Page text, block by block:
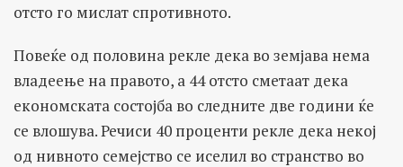
отсто го мислат спротивното.
Повеќе од половина рекле дека во земјава нема
владеење на правото, а 44 отсто сметаат дека
еконoмската состојба во следните две години ќе
се влошува. Речиси 40 проценти рекле дека некој
од нивното семејство се иселил во странство во